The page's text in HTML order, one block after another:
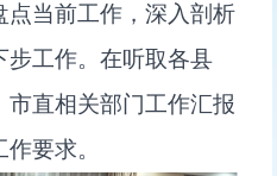
点当前工作，深入剖析
步工作。在听取各县
市直相关部门工作汇报
要求。